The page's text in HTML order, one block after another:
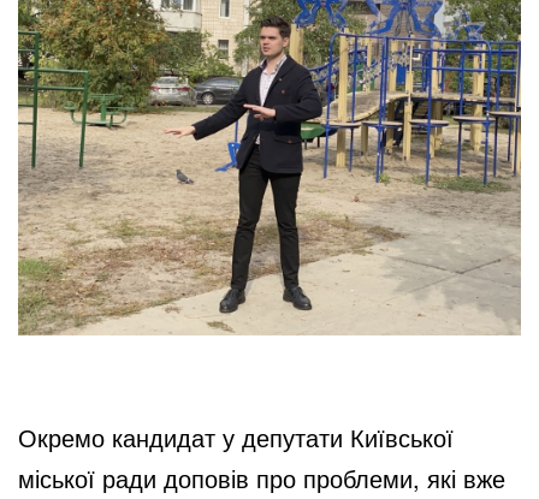
Окремо кандидат у депутати Київської
міської ради доповів про проблеми, які вже